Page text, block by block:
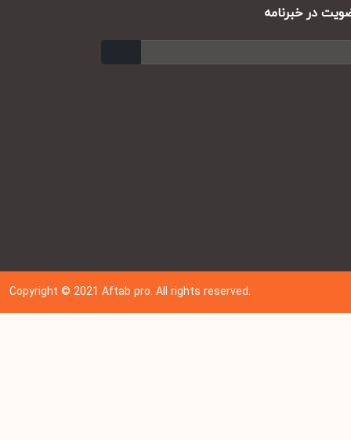
در خبرنامه
Copyright © 202 1Aftab pro. All rights reserved.